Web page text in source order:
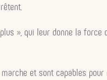
», qui leur donne la
et sont capables